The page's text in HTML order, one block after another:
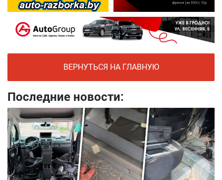
ВЕРНУТЬСЯ НА ГЛАВНУЮ
Последние новости: